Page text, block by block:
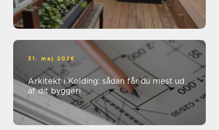
31. maj 2026
Arkitekt i Kolding: sådan får du mest ud
af dit byggeri